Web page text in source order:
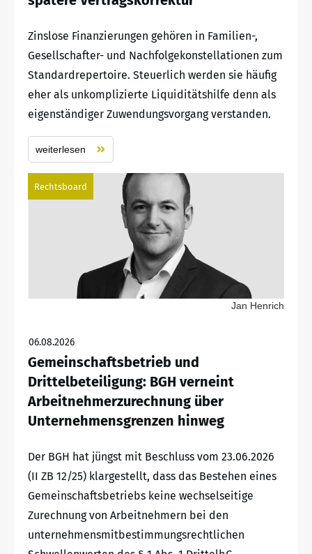
Zinslose Finanzierungen gehören in Familien-,
Gesellschafter- und Nachfolgekonstellationen zum
Standardrepertoire. Steuerlich werden sie häufig
eher als unkomplizierte Liquiditätshilfe denn als
eigenständiger Zuwendungsvorgang verstanden.
weiterlesen
Rechtsboard
Jan Henrich
06.08.2026
Gemeinschaftsbetrieb und
Drittelbeteiligung: BGH verneint
Arbeitnehmerzurechnung über
Unternehmensgrenzen hinweg
Der BGH hat jüngst mit Beschluss vom 23.06.2026
(II ZB 12/25) klargestellt, dass das Bestehen eines
Gemeinschaftsbetriebs keine wechselseitige
Zurechnung von Arbeitnehmern bei den
unternehmensmitbestimmungsrechtlichen